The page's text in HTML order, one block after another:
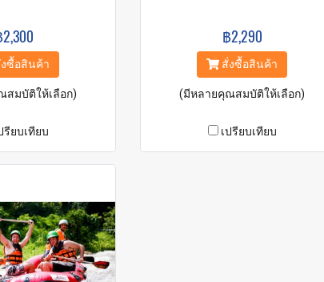
ซื้อสินค้า
สมบัติให้เลือก)
รียบเทียบ
฿2,290
สั่งซื้อสินค้า
(มีหลายคุณสมบัติให้เลือก)
เปรียบเทียบ